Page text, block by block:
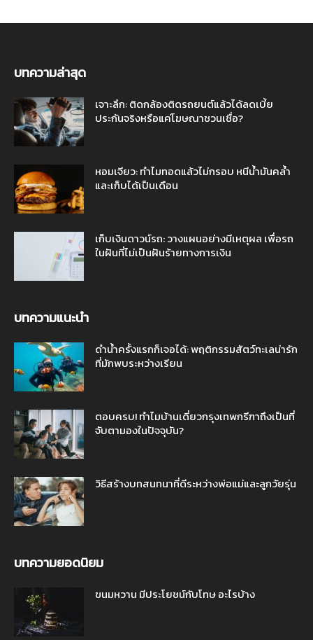
บทความล่าสุด
เจาะลึก: ติดกล้องติดรถยนต์แล้วได้ลดเบี้ย
ประกันจริงหรือแค่โฆษณาชวนเชื่อ?
หอมเจียว: ทำไมทอดแล้วไม่กรอบ หนีน้ำมันคล้ำ
และเก็บได้เป็นเดือน
เก็บเงินดาวน์รถ: วางแผนอย่างมีเหตุผล เพื่อรถ
ในฝันที่ไม่เป็นฝันร้ายทางการเงิน
บทความแนะนำ
ดำน้ำครั้งแรกก็เจอได้: พฤติกรรมสัตว์ทะเลน่ารัก
ที่มักพบระหว่างเรียน
ตอบครบ! ทำไมบ้านเดี่ยวกรุงเทพกรีฑาถึงเป็นที่
จับตามองในปัจจุบัน?
วิธีสร้างบทสนทนาที่ดีระหว่างพ่อแม่และลูกวัยรุ่น
บทความยอดนิยม
ขนมหวาน มีประโยชน์กับโทษ อะไรบ้าง